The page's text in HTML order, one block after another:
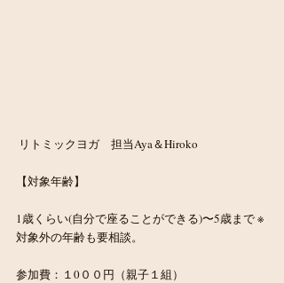
リトミックヨガ　担当Aya＆Hiroko
【対象年齢】
1歳くらい(自分で座ることができる)〜5歳まで ※
対象外の年齢も要相談。
参加費：１0００円（親子１組）